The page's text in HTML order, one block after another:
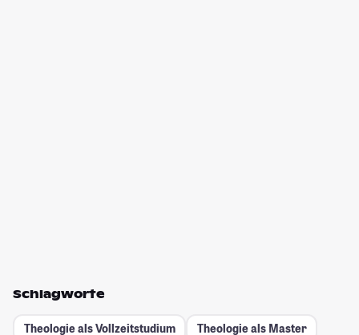
Schlagworte
Theologie als Vollzeitstudium
Theologie als Master